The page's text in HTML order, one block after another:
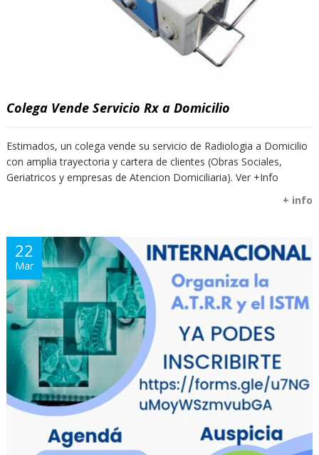
Colega Vende Servicio Rx a Domicilio
Estimados, un colega vende su servicio de Radiologia a Domicilio
con amplia trayectoria y cartera de clientes (Obras Sociales,
Geriatricos y empresas de Atencion Domiciliaria). Ver +Info
+ info
22
Mar